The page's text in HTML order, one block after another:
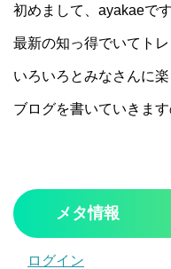
初めまして、ayakaeです
最新の知っ得でいてト
いろいろとみなさんに
ブログを書いていきま
メタ情報
ログイン